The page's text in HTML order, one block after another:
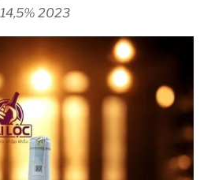
14,5% 2023